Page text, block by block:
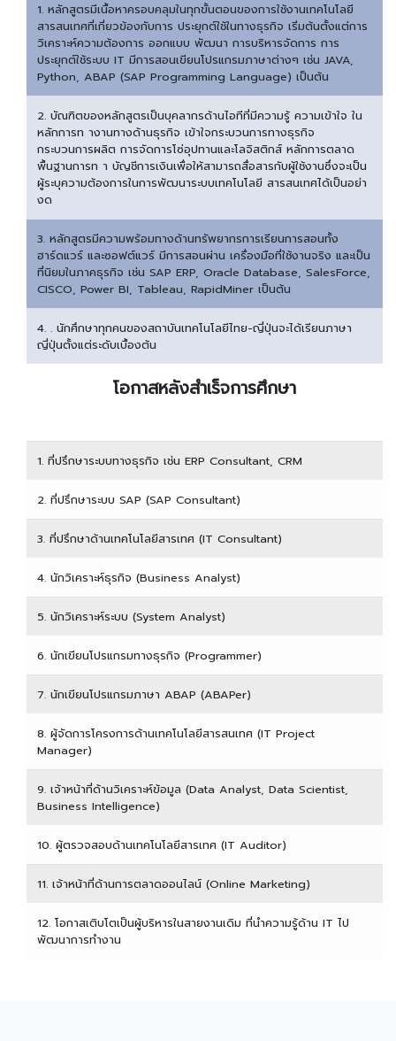
1. หลักสูตรมีเนื้อหาครอบคลุมในทุกขั้นตอนของการใช้งานเทคโนโลยี
สารสนเทศที่เกี่ยวข้องกับการ ประยุกต์ใช้ในทางธุรกิจ เริ่มต้นตั้งแต่การ
วิเคราะห์ความต้องการ ออกแบบ พัฒนา การบริหารจัดการ การ
ประยุกต์ใช้ระบบ IT มีการสอนเขียนโปรแกรมภาษาต่างๆ เช่น JAVA,
Python, ABAP (SAP Programming Language) เป็นต้น
2. บัณฑิตของหลักสูตรเป็นบุคลากรด้านไอทีที่มีความรู้ ความเข้าใจ ใน
หลักการท างานทางด้านธุรกิจ เข้าใจกระบวนการทางธุรกิจ
กระบวนการผลิต การจัดการโซ่อุปทานและโลจิสติกส์ หลักการตลาด
พื้นฐานการท า บัญชีการเงินเพื่อให้สามารถสื่อสารกับผู้ใช้งานซึ่งจะเป็น
ผู้ระบุความต้องการในการพัฒนาระบบเทคโนโลยี สารสนเทศได้เป็นอย่า
งด
3. หลักสูตรมีความพร้อมทางด้านทรัพยากรการเรียนการสอนทั้ง
ฮาร์ดแวร์ และซอฟต์แวร์ มีการสอนผ่าน เครื่องมือที่ใช้งานจริง และเป็น
ที่นิยมในภาคธุรกิจ เช่น SAP ERP, Oracle Database, SalesForce,
CISCO, Power BI, Tableau, RapidMiner เป็นต้น
4. . นักศึกษาทุกคนของสถาบันเทคโนโลยีไทย-ญี่ปุ่นจะได้เรียนภาษา
ญี่ปุ่นตั้งแต่ระดับเบื้องต้น
โอกาสหลังสำเร็จการศึกษา
1. ที่ปรึกษาระบบทางธุรกิจ เช่น ERP Consultant, CRM
2. ที่ปรึกษาระบบ SAP (SAP Consultant)
3. ที่ปรึกษาด้านเทคโนโลยีสารเทศ (IT Consultant)
4. นักวิเคราะห์ธุรกิจ (Business Analyst)
5. นักวิเคราะห์ระบบ (System Analyst)
6. นักเขียนโปรแกรมทางธุรกิจ (Programmer)
7. นักเขียนโปรแกรมภาษา ABAP (ABAPer)
8. ผู้จัดการโครงการด้านเทคโนโลยีสารสนเทศ (IT Project
Manager)
9. เจ้าหน้าที่ด้านวิเคราะห์ข้อมูล (Data Analyst, Data Scientist,
Business Intelligence)
10. ผู้ตรวจสอบด้านเทคโนโลยีสารเทศ (IT Auditor)
11. เจ้าหน้าที่ด้านการตลาดออนไลน์ (Online Marketing)
12. โอกาสเติบโตเป็นผู้บริหารในสายงานเดิม ที่นำความรู้ด้าน IT ไป
พัฒนาการทำงาน